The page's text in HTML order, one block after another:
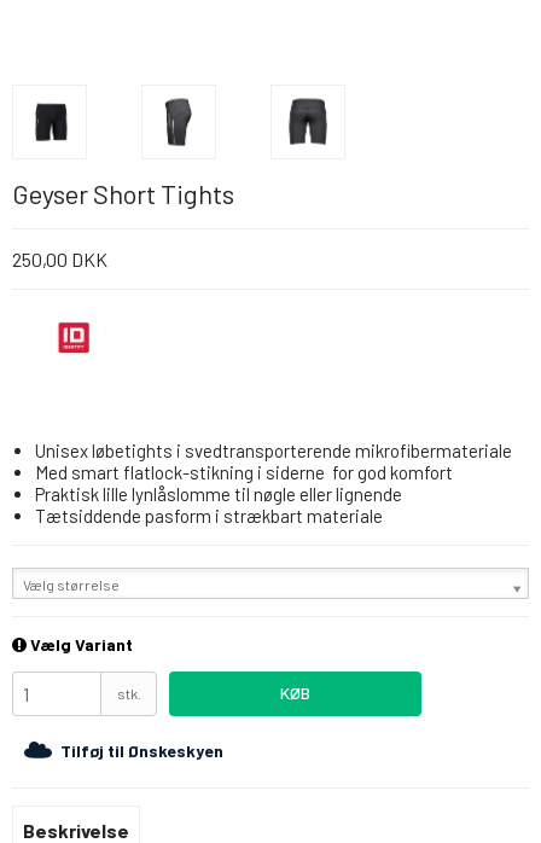
Geyser Short Tights
250,00 DKK
Unisex løbetights i svedtransporterende mikrofibermateriale
Med smart flatlock-stikning i siderne for god komfort
Praktisk lille lynlåslomme til nøgle eller lignende
Tætsiddende pasform i strækbart materiale
Vælg størrelse
Vælg Variant
stk. KØB
Tilføj til Ønskeskyen
Beskrivelse